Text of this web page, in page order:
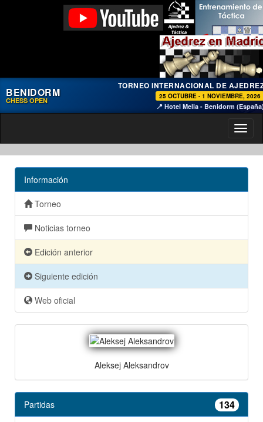
BENIDORM
CHESS OPEN
TORNEO INTERNACIONAL DE
25 OCTUBRE - 1 NOVIEMBRE, 2026
📍 Hotel Melia - Benidorm
Información
Torneo
Noticias torneo
Edición anterior
Siguiente edición
Web oficial
Aleksej Aleksandrov
Partidas 134